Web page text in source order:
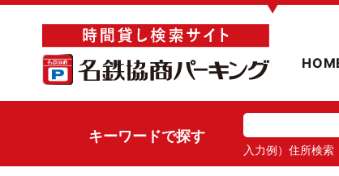
▼
キーワードで探す
入力例）住所検索